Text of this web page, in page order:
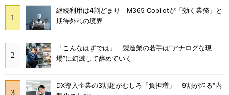
継続利用は4割どまり M365 Copilotが「効く業務」と
期待外れの境界
「こんなはずでは」 製造業の若手は“アナログな現
場”に幻滅して辞めていく
DX導入企業の3割超がむしろ「負担増」 9割が陥る“内